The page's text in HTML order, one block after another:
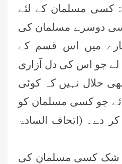
مسلمان کے لئے
دوسرے مسلمان کی
میں اس قسم کے
لے جو اس کی دل آزاری
حلال نہیں کہ کوئی
جو کسی مسلمان کو
دے۔ (اتحاف السادۃ
شک کسی مسلمان کی